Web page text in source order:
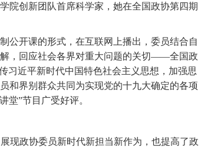
创新团队首席科学家，她在全国政协第四期
开课的形式，在互联网上播出，委员结合自
，回应社会各界对重大问题的关切——全国政
习近平新时代中国特色社会主义思想，加强思
和界别群众共同为实现党的十九大确定的各项
堂”节目广受好评。
政协委员新时代新担当新作为，也提高了政